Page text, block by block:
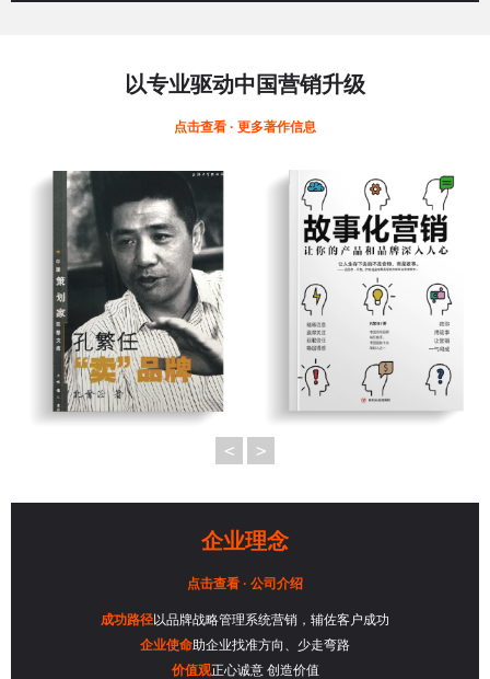
以专业驱动中国营销升级
点击查看 · 更多著作信息
< >
企业理念
点击查看 · 公司介绍
成功路径以品牌战略管理系统营销，辅佐客户成功
企业使命助企业找准方向、少走弯路
价值观正心诚意 创造价值